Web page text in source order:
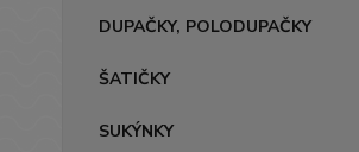
DUPAČKY, POLODUPAČKY
ŠATIČKY
SUKÝNKY